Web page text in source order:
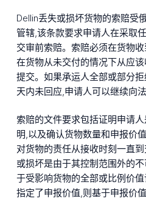
Dellin丢失或损坏货物的索赔受
管辖,该条款要求申请人在采取
交审前索赔。索赔必须在货物
在货物从未交付的情况下从应
提交。如果承运人全部或部分
天内未回应,申请人可以继续向法
索赔的文件要求包括证明申请
明,以及确认货物数量和申报价
对货物的责任从接收时刻一直
或损坏是由于其控制范围外的
于受影响货物的全部或比例价
指定了申报价值,则基于申报价值